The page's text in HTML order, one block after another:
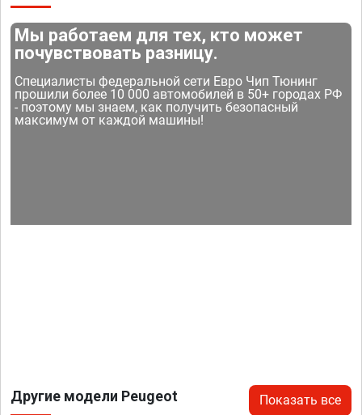
Мы работаем для тех, кто может
почувствовать разницу.
Специалисты федеральной сети Евро Чип Тюнинг
прошили более 10 000 автомобилей в 50+ городах РФ
- поэтому мы знаем, как получить безопасный
максимум от каждой машины!
Другие модели Peugeot Показать все